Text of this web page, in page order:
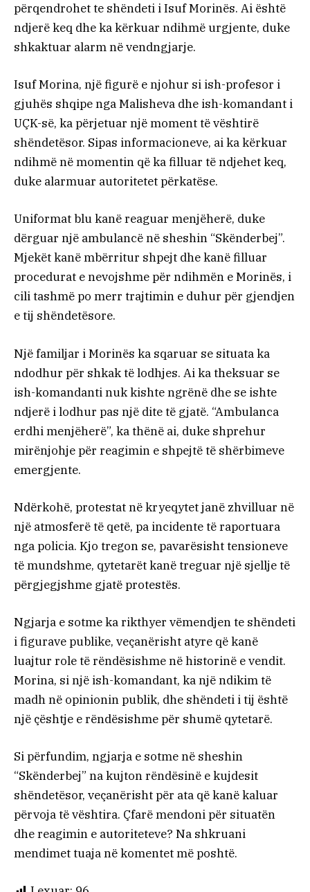
përqendrohet te shëndeti i Isuf Morinës. Ai është
ndjerë keq dhe ka kërkuar ndihmë urgjente, duke
shkaktuar alarm në vendngjarje.
Isuf Morina, një figurë e njohur si ish-profesor i
gjuhës shqipe nga Malisheva dhe ish-komandant i
UÇK-së, ka përjetuar një moment të vështirë
shëndetësor. Sipas informacioneve, ai ka kërkuar
ndihmë në momentin që ka filluar të ndjehet keq,
duke alarmuar autoritetet përkatëse.
Uniformat blu kanë reaguar menjëherë, duke
dërguar një ambulancë në sheshin “Skënderbej”.
Mjekët kanë mbërritur shpejt dhe kanë filluar
procedurat e nevojshme për ndihmën e Morinës, i
cili tashmë po merr trajtimin e duhur për gjendjen
e tij shëndetësore.
Një familjar i Morinës ka sqaruar se situata ka
ndodhur për shkak të lodhjes. Ai ka theksuar se
ish-komandanti nuk kishte ngrënë dhe se ishte
ndjerë i lodhur pas një dite të gjatë. “Ambulanca
erdhi menjëherë”, ka thënë ai, duke shprehur
mirënjohje për reagimin e shpejtë të shërbimeve
emergjente.
Ndërkohë, protestat në kryeqytet janë zhvilluar në
një atmosferë të qetë, pa incidente të raportuara
nga policia. Kjo tregon se, pavarësisht tensioneve
të mundshme, qytetarët kanë treguar një sjellje të
përgjegjshme gjatë protestës.
Ngjarja e sotme ka rikthyer vëmendjen te shëndeti
i figurave publike, veçanërisht atyre që kanë
luajtur role të rëndësishme në historinë e vendit.
Morina, si një ish-komandant, ka një ndikim të
madh në opinionin publik, dhe shëndeti i tij është
një çështje e rëndësishme për shumë qytetarë.
Si përfundim, ngjarja e sotme në sheshin
“Skënderbej” na kujton rëndësinë e kujdesit
shëndetësor, veçanërisht për ata që kanë kaluar
përvoja të vështira. Çfarë mendoni për situatën
dhe reagimin e autoriteteve? Na shkruani
mendimet tuaja në komentet më poshtë.